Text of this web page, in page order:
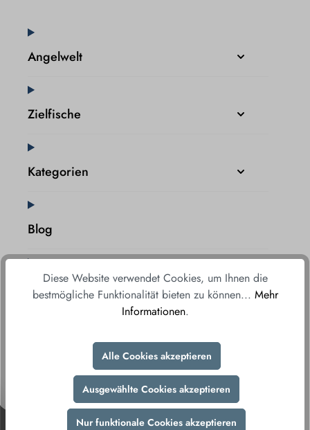
Angelwelt
Zielfische
Kategorien
Blog
AJ Exklusiv
Diese Website verwendet Cookies, um Ihnen die
bestmögliche Funktionalität bieten zu können... Mehr
Informationen.
Alle Cookies akzeptieren
Ausgewählte Cookies akzeptieren
Nur funktionale Cookies akzeptieren